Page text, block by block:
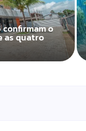
confirmam o
as quatro